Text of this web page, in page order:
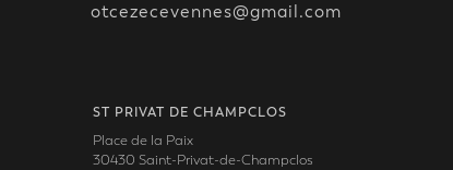
otcezecevennes@gmail.com
ST PRIVAT DE CHAMPCLOS
Place de la Paix
30430 Saint-Privat-de-Champclos